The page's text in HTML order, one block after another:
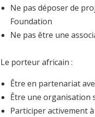
Ne pas déposer de
Foundation
Ne pas être une
Le porteur africain :
Être en partenariat
Être une organisation
Participer activement